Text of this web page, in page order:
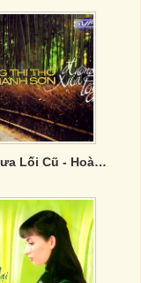
Đường Xưa Lối Cũ - Hoàng Thi Thơ ,Thanh Sơn